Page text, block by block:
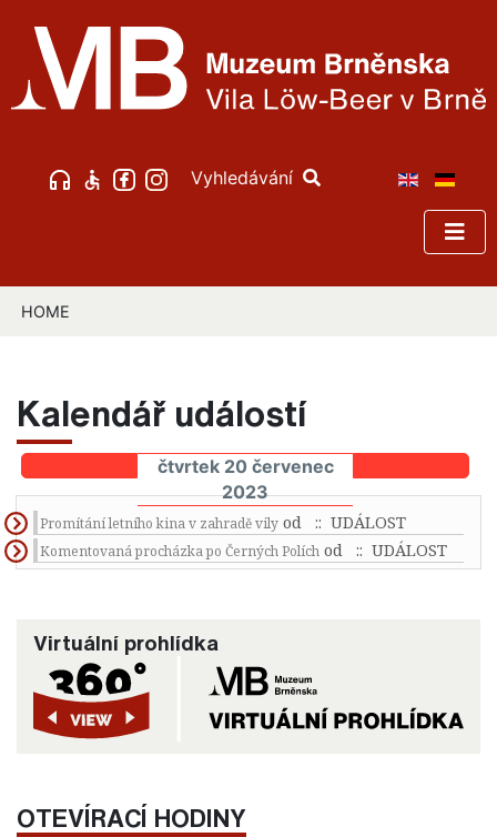
Vyhledávání
HOME
Kalendář událostí
čtvrtek 20 červenec
2023
Promítání letního kina v zahradě vily od :: UDÁLOST
Komentovaná procházka po Černých Polích od :: UDÁLOST
Virtuální prohlídka
OTEVÍRACÍ HODINY